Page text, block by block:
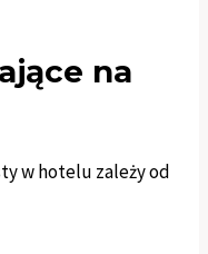
na
w hotelu zależy od